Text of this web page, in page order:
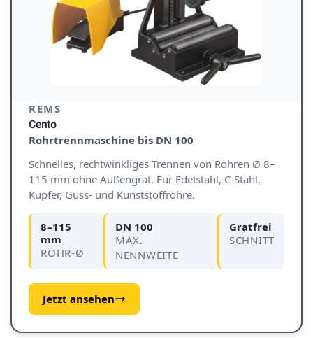
REMS
Cento
Rohrtrennmaschine bis DN 100
Schnelles, rechtwinkliges Trennen von Rohren Ø 8–
115 mm ohne Außengrat. Für Edelstahl, C-Stahl,
Kupfer, Guss- und Kunststoffrohre.
8–115
mm
ROHR-Ø
DN 100
MAX.
NENNWEITE
Gratfrei
SCHNITT
Jetzt ansehen